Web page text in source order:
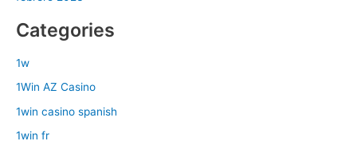
Categories
1w
1Win AZ Casino
1win casino spanish
1win fr